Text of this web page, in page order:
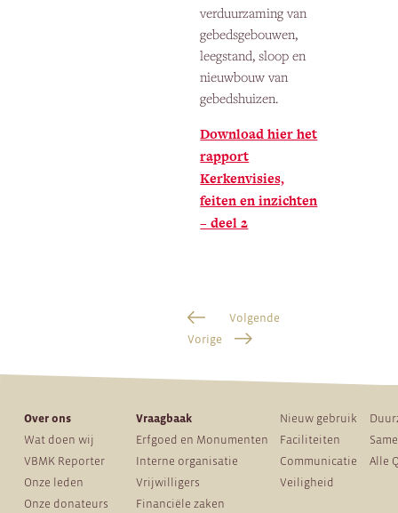
verduurzaming van
gebedsgebouwen,
leegstand, sloop en
nieuwbouw van
gebedshuizen.
Download hier het
rapport
Kerkenvisies,
feiten en inzichten
– deel 2
Vorige
Volgende
Over ons
Wat doen wij
VBMK Reporter
Onze leden
Onze donateurs
Vraagbaak
Erfgoed en Monumenten
Interne organisatie
Vrijwilligers
Financiële zaken
Nieuw gebruik
Faciliteiten
Communicatie
Veiligheid
Alle